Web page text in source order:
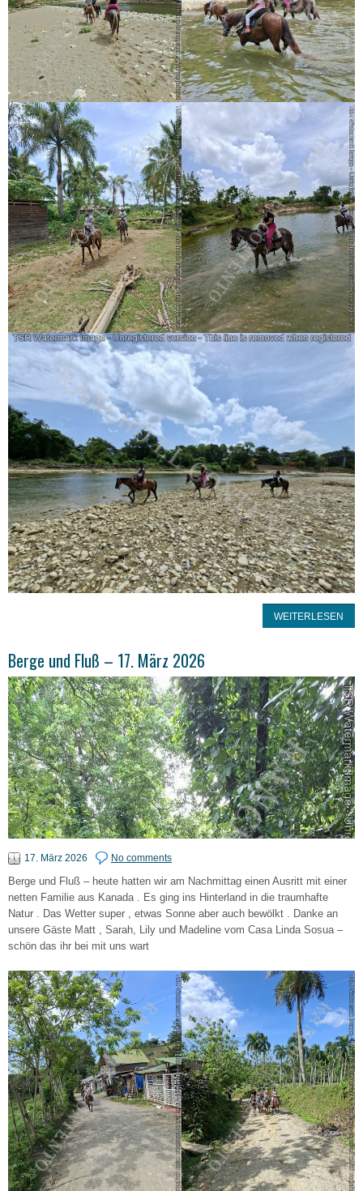
WEITERLESEN
Berge und Fluß – 17. März 2026
17. März 2026 No comments
Berge und Fluß – heute hatten wir am Nachmittag einen Ausritt mit einer
netten Familie aus Kanada . Es ging ins Hinterland in die traumhafte
Natur . Das Wetter super , etwas Sonne aber auch bewölkt . Danke an
unsere Gäste Matt , Sarah, Lily und Madeline vom Casa Linda Sosua –
schön das ihr bei mit uns wart